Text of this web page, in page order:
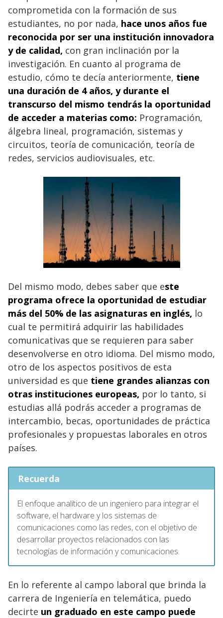
comprometida con la formación de sus
estudiantes, no por nada, hace unos años fue
reconocida por ser una institución innovadora
y de calidad, con gran inclinación por la
investigación. En cuanto al programa de
estudio, cómo te decía anteriormente, tiene
una duración de 4 años, y durante el
transcurso del mismo tendrás la oportunidad
de acceder a materias como: Programación,
álgebra lineal, programación, sistemas y
circuitos, teoría de comunicación, teoría de
redes, servicios audiovisuales, etc.
Del mismo modo, debes saber que este
programa ofrece la oportunidad de estudiar
más del 50% de las asignaturas en inglés, lo
cual te permitirá adquirir las habilidades
comunicativas que se requieren para saber
desenvolverse en otro idioma. Del mismo modo,
otro de los aspectos positivos de esta
universidad es que tiene grandes alianzas con
otras instituciones europeas, por lo tanto, si
estudias allá podrás acceder a programas de
intercambio, becas, oportunidades de práctica
profesionales y propuestas laborales en otros
países.
Recuerda
El enfoque analítico de un ingeniero para integrar el
software, el hardware y los sistemas de
comunicaciones como las redes, con el objetivo de
desarrollar proyectos relacionados con las
tecnologías de información y comunicaciones.
En lo referente al campo laboral que brinda la
carrera de Ingeniería en telemática, puedo
decirte un graduado en este campo puede